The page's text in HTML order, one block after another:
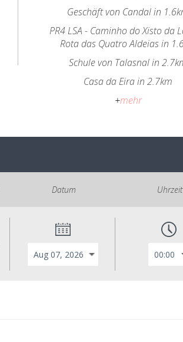
Geschäft von Candal in
PR4 LSA - Caminho do Xisto da
Rota das Quatro Aldeias in
Schule von Talasnal in
Casa da Eira in 2.7km
+mehr
Datum Uhrzeit